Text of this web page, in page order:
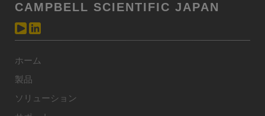
CAMPBELL SCIENTIFIC JAPAN
ホーム
製品
ソリューション